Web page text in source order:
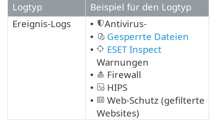
Logtyp
Beispiel für den Logtyp
Ereignis-Logs
• Antivirus-
• Gesperrte Dateien
•
ESET Inspect
Warnungen
• Firewall
• HIPS
•
Web-Schutz (gefilterte
Websites)